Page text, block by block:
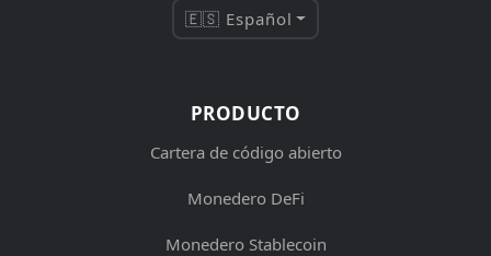
🇪🇸 Español
PRODUCTO
Cartera de código abierto
Monedero DeFi
Monedero Stablecoin